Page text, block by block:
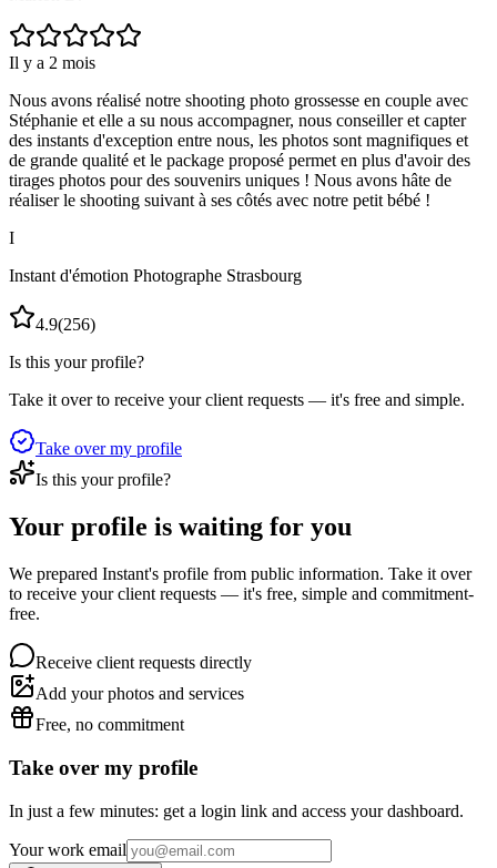
Il y a 2 mois
Nous avons réalisé notre shooting photo grossesse en couple avec
Stéphanie et elle a su nous accompagner, nous conseiller et capter
des instants d'exception entre nous, les photos sont magnifiques et
de grande qualité et le package proposé permet en plus d'avoir des
tirages photos pour des souvenirs uniques ! Nous avons hâte de
réaliser le shooting suivant à ses côtés avec notre petit bébé !
I
Instant d'émotion Photographe Strasbourg
4.9(256)
Is this your profile?
Take it over to receive your client requests — it's free and simple.
Take over my profile
Is this your profile?
Your profile is waiting for you
We prepared Instant's profile from public information. Take it over
to receive your client requests — it's free, simple and commitment-
free.
Receive client requests directly
Add your photos and services
Free, no commitment
Take over my profile
In just a few minutes: get a login link and access your dashboard.
Your work email